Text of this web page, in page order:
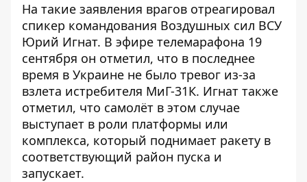
На такие заявления врагов отреагировал
спикер командования Воздушных сил ВСУ
Юрий Игнат. В эфире телемарафона 19
сентября он отметил, что в последнее
время в Украине не было тревог из-за
взлета истребителя МиГ-31К. Игнат также
отметил, что самолёт в этом случае
выступает в роли платформы или
комплекса, который поднимает ракету в
соответствующий район пуска и
запускает.